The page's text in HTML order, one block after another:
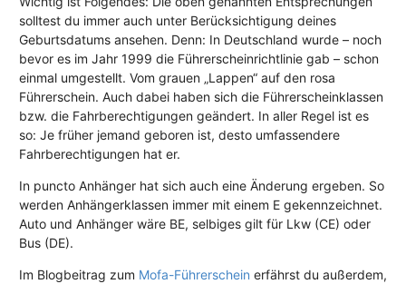
solltest du immer auch unter Berücksichtigung deines
Geburtsdatums ansehen. Denn: In Deutschland wurde – noch
bevor es im Jahr 1999 die Führerscheinrichtlinie gab – schon
einmal umgestellt. Vom grauen „Lappen“ auf den rosa
Führerschein. Auch dabei haben sich die Führerscheinklassen
bzw. die Fahrberechtigungen geändert. In aller Regel ist es
so: Je früher jemand geboren ist, desto umfassendere
Fahrberechtigungen hat er.
In puncto Anhänger hat sich auch eine Änderung ergeben. So
werden Anhängerklassen immer mit einem E gekennzeichnet.
Auto und Anhänger wäre BE, selbiges gilt für Lkw (CE) oder
Bus (DE).
Im Blogbeitrag zum Mofa-Führerschein erfährst du außerdem,